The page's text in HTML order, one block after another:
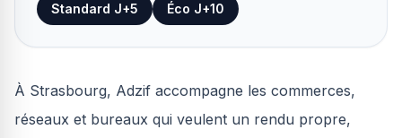
Standard J+5 Éco J+10
À Strasbourg, Adzif accompagne les commerces,
réseaux et bureaux qui veulent un rendu propre,